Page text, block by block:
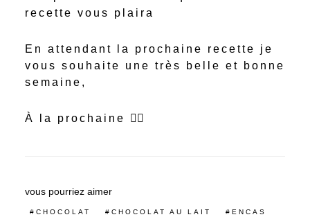
recette vous plaira
En attendant la prochaine recette je
vous souhaite une très belle et bonne
semaine,
À la prochaine ✌🏻
vous pourriez aimer
CHOCOLAT CHOCOLAT AU LAIT
ENCAS